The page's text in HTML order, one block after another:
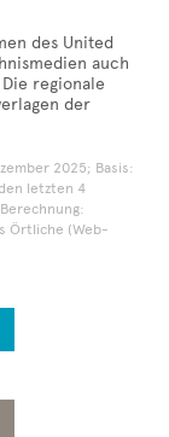
des United
auch
regionale
der
2025; Basis:
letzten 4
Örtliche (Web-